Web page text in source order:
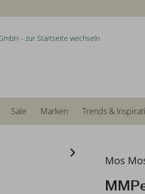
Sale Marken Trends &
Mos